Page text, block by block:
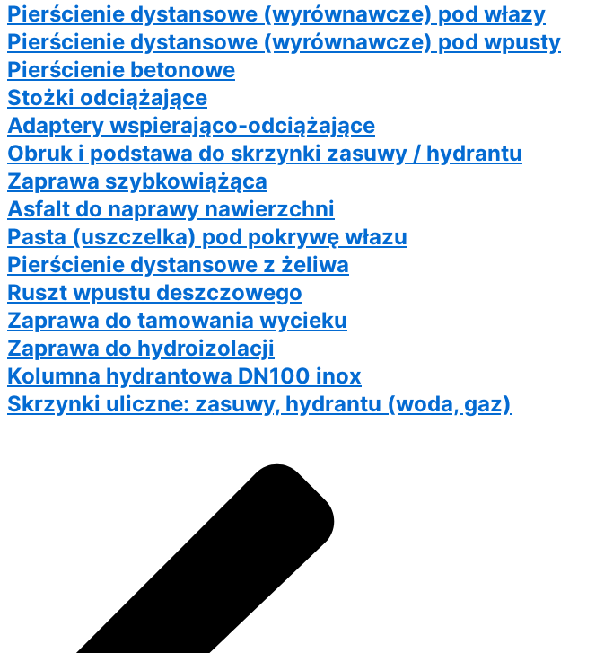
Pierścienie dystansowe (wyrównawcze) pod włazy
Pierścienie dystansowe (wyrównawcze) pod wpusty
Pierścienie betonowe
Stożki odciążające
Adaptery wspierająco-odciążające
Obruk i podstawa do skrzynki zasuwy / hydrantu
Zaprawa szybkowiążąca
Asfalt do naprawy nawierzchni
Pasta (uszczelka) pod pokrywę włazu
Pierścienie dystansowe z żeliwa
Ruszt wpustu deszczowego
Zaprawa do tamowania wycieku
Zaprawa do hydroizolacji
Kolumna hydrantowa DN100 inox
Skrzynki uliczne: zasuwy, hydrantu (woda, gaz)